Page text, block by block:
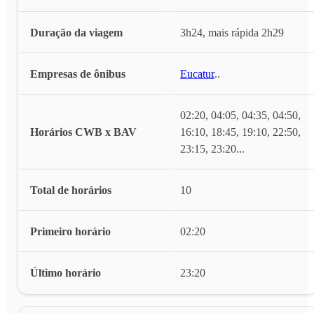
Duração da viagem 3h24, mais rápida 2h29
Empresas de ônibus Eucatur...
Horários CWB x BAV
02:20, 04:05, 04:35, 04:50,
16:10, 18:45, 19:10, 22:50,
23:15, 23:20...
Total de horários 10
Primeiro horário 02:20
Último horário 23:20